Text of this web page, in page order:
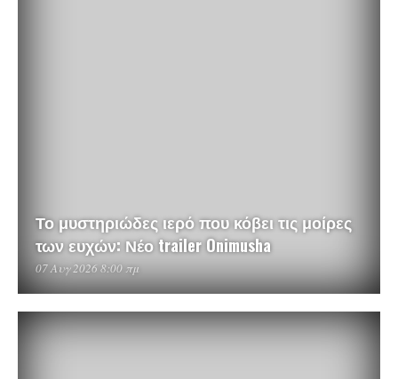
Το μυστηριώδες ιερό που κόβει τις μοίρες
των ευχών: Νέο trailer Onimusha
07 Αυγ 2026 8:00 πμ